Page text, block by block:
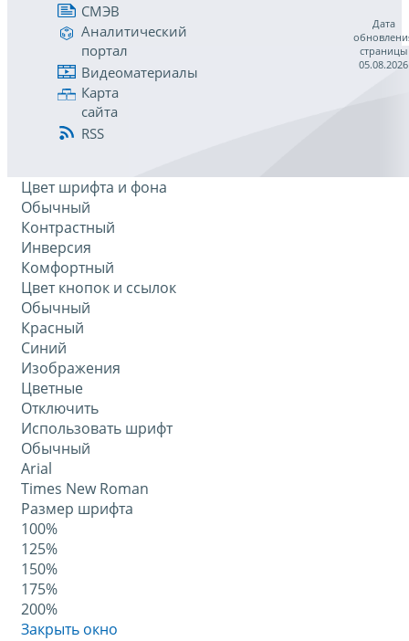
СМЭВ
Аналитический
портал
Видеоматериалы
Карта
сайта
RSS
Дата
страницы
05.08.2026
Цвет шрифта и фона
Обычный
Контрастный
Инверсия
Комфортный
Цвет кнопок и ссылок
Обычный
Красный
Синий
Изображения
Цветные
Отключить
Использовать шрифт
Обычный
Arial
Times New Roman
Размер шрифта
100%
125%
150%
175%
200%
Закрыть окно